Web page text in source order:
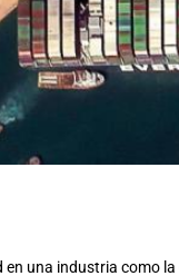
en una industria como